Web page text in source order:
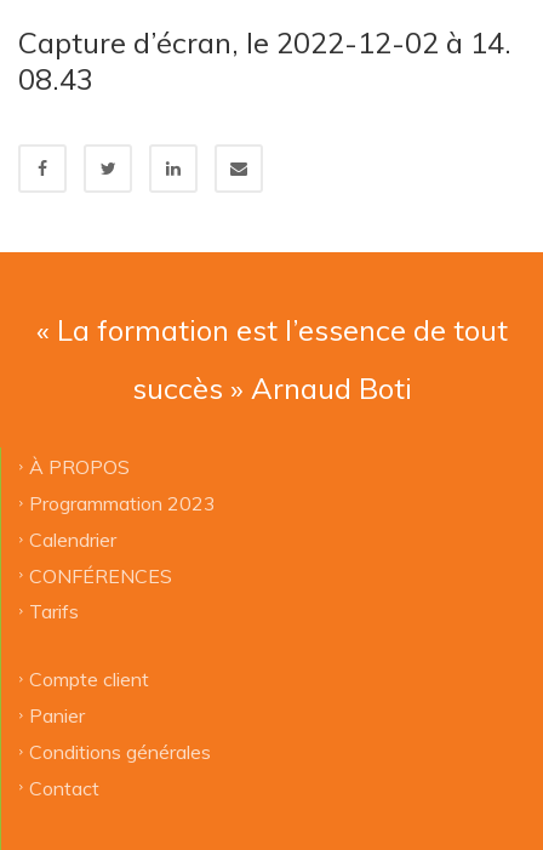
Capture d’écran, le 2022-12-02 à 14.
08.43
« La formation est l’essence de tout
succès » Arnaud Boti
À PROPOS
Programmation 2023
Calendrier
CONFÉRENCES
Tarifs
Compte client
Panier
Conditions générales
Contact